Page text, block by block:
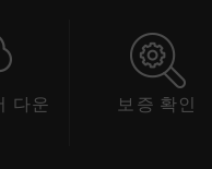
다운
보증 확인